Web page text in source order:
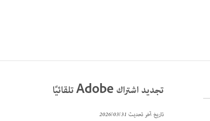
تجديد اشتراك Adobe تلقائيًا
تاريخ آخر تحديث31‏/03‏/2026